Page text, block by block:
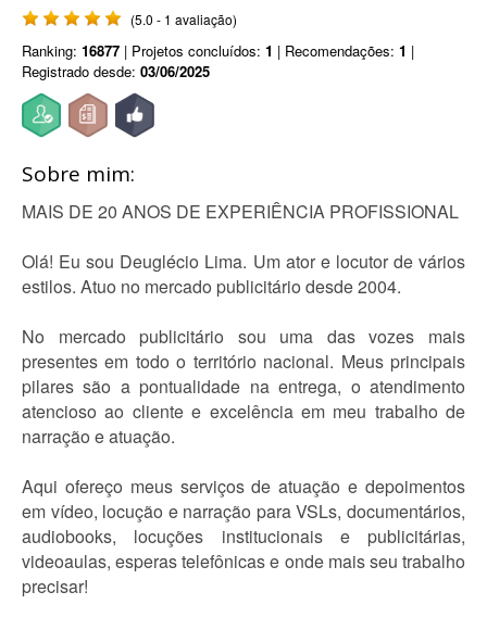
(5.0 - 1 avaliação)
Ranking: 16877 | Projetos concluídos: 1 | Recomendações: 1 |
Registrado desde: 03/06/2025
Sobre mim:
MAIS DE 20 ANOS DE EXPERIÊNCIA PROFISSIONAL
Olá! Eu sou Deuglécio Lima. Um ator e locutor de vários
estilos. Atuo no mercado publicitário desde 2004.
No mercado publicitário sou uma das vozes mais
presentes em todo o território nacional. Meus principais
pilares são a pontualidade na entrega, o atendimento
atencioso ao cliente e excelência em meu trabalho de
narração e atuação.
Aqui ofereço meus serviços de atuação e depoimentos
em vídeo, locução e narração para VSLs, documentários,
audiobooks, locuções institucionais e publicitárias,
videoaulas, esperas telefônicas e onde mais seu trabalho
precisar!